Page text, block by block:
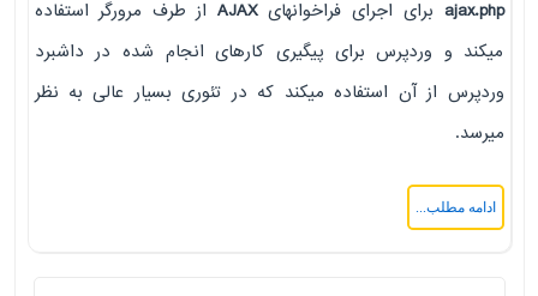
ajax.php برای اجرای فراخوانهایAJAX از طرف مرورگر استفاده
میکند و وردپرس برای پیگیری کارهای انجام شده در داشبرد
وردپرس از آن استفاده میکند که در تئوری بسیار عالی به نظر
میرسد.
ادامه مطلب...